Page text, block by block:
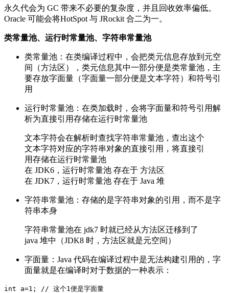
永久代会为 GC 带来不必要的复杂度，并且回收效率偏低。
Oracle 可能会将HotSpot 与 JRockit 合二为一。
类常量池、运行时常量池、字符串常量池
类常量池：在类编译过程中，会把类元信息存放到元空
间（方法区），类元信息其中一部分便是类常量池，主
要存放字面量（字面量一部分便是文本字符）和符号引
用
运行时常量池：在类加载时，会将字面量和符号引用解
析为直接引用存储在运行时常量池
文本字符会在解析时查找字符串常量池，查出这个
文本字符对应的字符串对象的直接引用，将直接引
用存储在运行时常量池
在 JDK6，运行时常量池 存在于 方法区
在 JDK7，运行时常量池 存在于 Java 堆
字符串常量池：存储的是字符串对象的引用，而不是字
符串本身
字符串常量池在 jdk7 时就已经从方法区迁移到了
java 堆中（JDK8 时，方法区就是元空间）
字面量：Java 代码在编译过程中是无法构建引用的，字
面量就是在编译时对于数据的一种表示：
int a=1; // 这个1便是字面量